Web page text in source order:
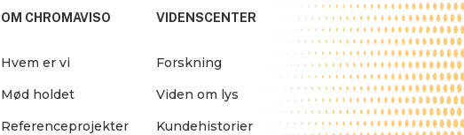
OM CHROMAVISO
Hvem er vi
Mød holdet
Referenceprojekter
VIDENSCENTER
Forskning
Viden om lys
Kundehistorier